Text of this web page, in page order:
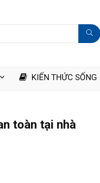
KIẾN THỨC SỐNG
toàn tại nhà